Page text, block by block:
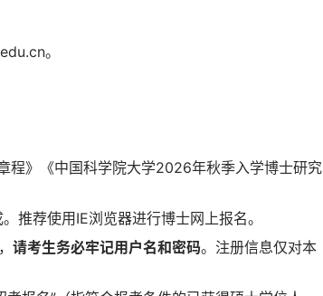
。
程》《中国科学院大学2026年秋季入学博士研究
推荐使用IE浏览器进行博士网上报名。
请考生务必牢记用户名和密码。注册信息仅对本